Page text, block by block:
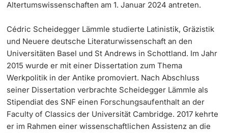
Altertumswissenschaften am 1. Januar 2024 antreten.
Cédric Scheidegger Lämmle studierte Latinistik, Gräzistik
und Neuere deutsche Literaturwissenschaft an den
Universitäten Basel und St Andrews in Schottland. Im Jahr
2015 wurde er mit einer Dissertation zum Thema
Werkpolitik in der Antike promoviert. Nach Abschluss
seiner Dissertation verbrachte Scheidegger Lämmle als
Stipendiat des SNF einen Forschungsaufenthalt an der
Faculty of Classics der Universität Cambridge. 2017 kehrte
er im Rahmen einer wissenschaftlichen Assistenz an die